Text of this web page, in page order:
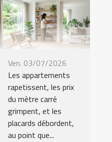
Ven. 03/07/2026
Les appartements
rapetissent, les prix
du mètre carré
grimpent, et les
placards débordent,
au point que...